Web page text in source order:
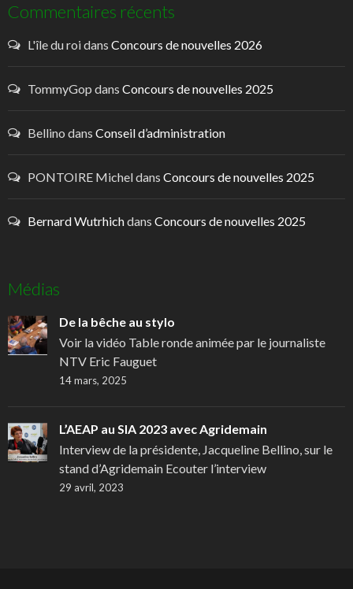
Commentaires récents
L'île du roidans Concours de nouvelles 2026
TommyGop dans Concours de nouvelles 2025
Bellino dans Conseil d’administration
PONTOIRE Micheldans Concours de nouvelles 2025
Bernard Wutrhichdans Concours de nouvelles 2025
Médias
De la bêche au stylo
Voir la vidéo Table ronde animée par le journaliste
NTV Eric Fauguet
14 mars, 2025
L’AEAP au SIA 2023 avec Agridemain
Interview de la présidente, Jacqueline Bellino, sur le
stand d’Agridemain Ecouter l’interview
29 avril, 2023